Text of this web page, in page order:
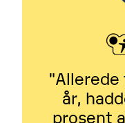
år,
prosent